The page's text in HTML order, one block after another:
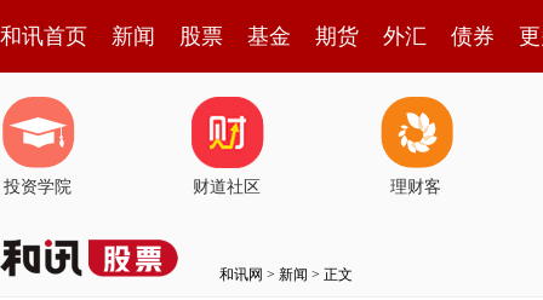
和讯首页 新闻 股票 基金 期货 外汇 债券
投资学院 财道社区 理财客
和讯网 > 新闻 > 正文